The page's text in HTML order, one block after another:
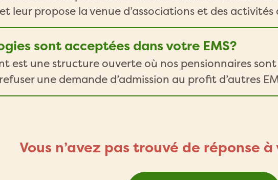
leur propose la venue d’associations et des
sont acceptées dans votre EMS?
est une structure ouverte où nos pensionnaires
une demande d’admission au profit d’autres
Vous n’avez pas trouvé de réponse